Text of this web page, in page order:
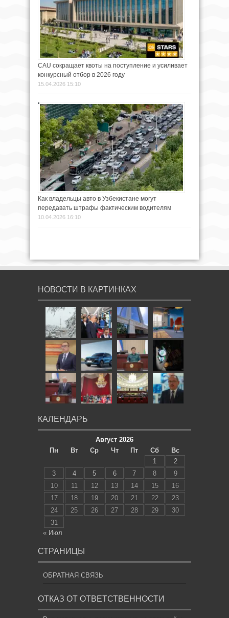
CAU сокращает квоты на поступление и усиливает
конкурсный отбор в 2026 году
15.04.2026 15:10
Как владельцы авто в Узбекистане могут
передавать штрафы фактическим водителям
10.04.2026 16:10
НОВОСТИ В КАРТИНКАХ
КАЛЕНДАРЬ
Август 2026
Пн
Вт Ср Чт Пт Сб
Вс
1
2
3
4 5 6 7 8
9
10
11 12 13 14 15
16
17
18 19 20 21 22
23
24
25 26 27 28 29
30
31
« Июл
СТРАНИЦЫ
ОБРАТНАЯ СВЯЗЬ
ОТКАЗ ОТ ОТВЕТСТВЕННОСТИ